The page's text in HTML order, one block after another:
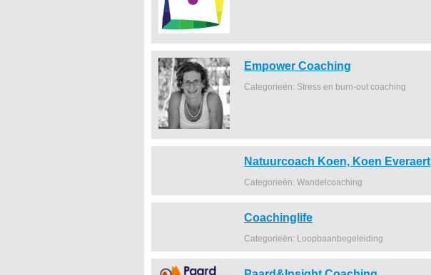
Empower Coaching
Categorieën: Stress en burn-out coaching
Natuurcoach Koen, Koen Everaert
Categorieën: Wandelcoaching
Coachinglife
Categorieën: Loopbaanbegeleiding